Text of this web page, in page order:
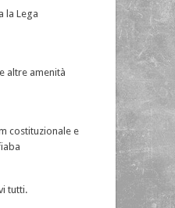
la Lega
altre amenità
costituzionale e
tutti.